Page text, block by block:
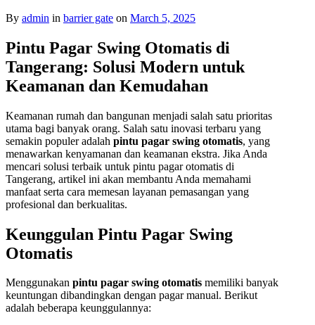
By admin in barrier gate on March 5, 2025
Pintu Pagar Swing Otomatis di
Tangerang: Solusi Modern untuk
Keamanan dan Kemudahan
Keamanan rumah dan bangunan menjadi salah satu prioritas
utama bagi banyak orang. Salah satu inovasi terbaru yang
semakin populer adalah pintu pagar swing otomatis, yang
menawarkan kenyamanan dan keamanan ekstra. Jika Anda
mencari solusi terbaik untuk pintu pagar otomatis di
Tangerang, artikel ini akan membantu Anda memahami
manfaat serta cara memesan layanan pemasangan yang
profesional dan berkualitas.
Keunggulan Pintu Pagar Swing
Otomatis
Menggunakan pintu pagar swing otomatis memiliki banyak
keuntungan dibandingkan dengan pagar manual. Berikut
adalah beberapa keunggulannya: